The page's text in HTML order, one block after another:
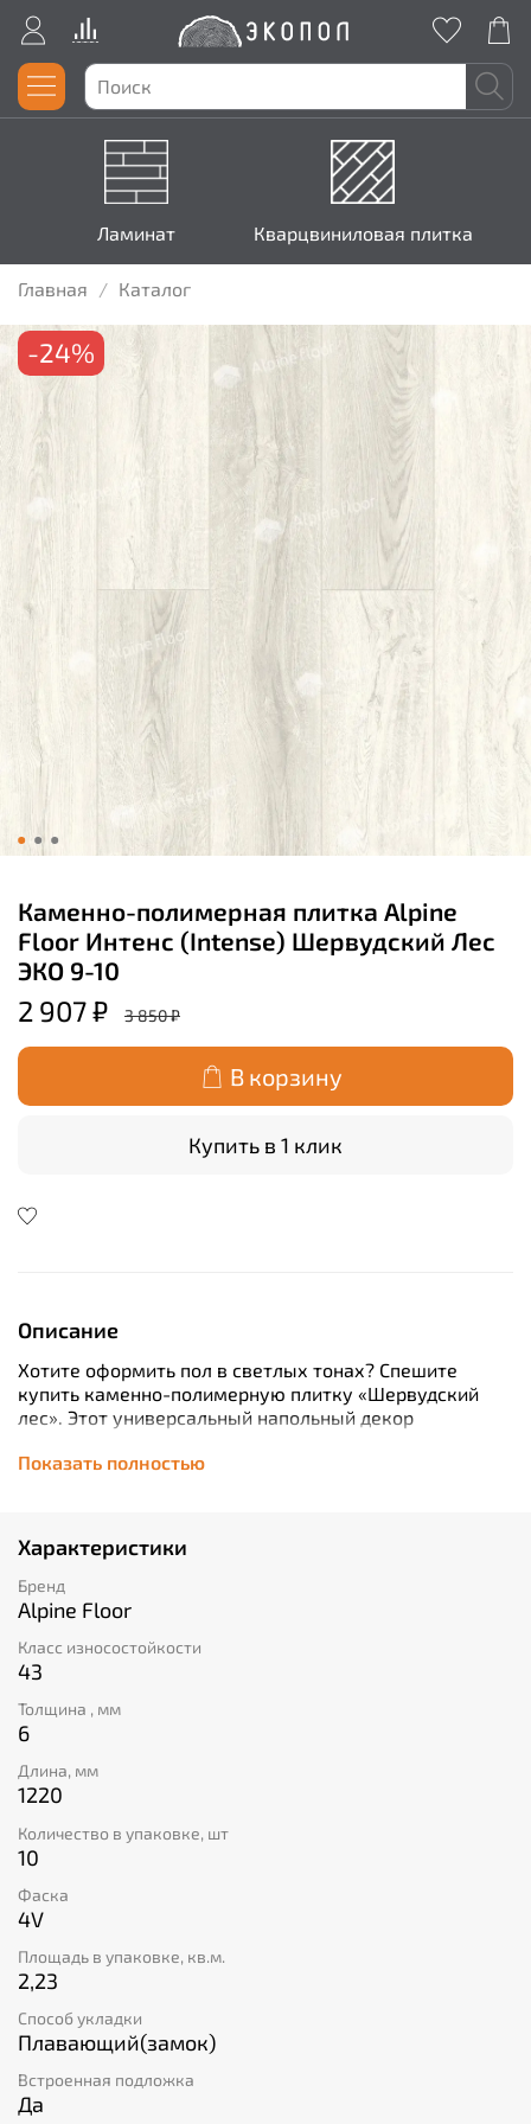
Ламинат Кварцвиниловая плитка
Главная Каталог
-24%
Каменно-полимерная плитка Alpine
Floor Интенс (Intense) Шервудский Лес
ЭКО 9-10
2 907 ₽ 3 850 ₽
В корзину
Купить в 1 клик
Описание
Хотите оформить пол в светлых тонах? Спешите
купить каменно-полимерную плитку «Шервудский
лес». Этот универсальный напольный декор
стилистическими направлениями. Какую бы
особенности помещения, наполнит его светом и
сделает визуально больше.
Как выглядит плитка «Шервудский лес», можно
увидеть на фото. Что же скрывается за
притягательным внешним видом? Невероятные
характеристики. Каменно-полимерный пол обладает
повышенным запасом прочности и может
похвастаться 43 классом износостойкости.
Напольный декор сделан из негорючих материалов,
поэтому отлично подходит для общественных мест.
Он пожароустойчивый, нескользкий и
водонепроницаемый. Такой пол – оптимальный выбор
Еще один плюс плитки «Шервудский лес» – быстрый
монтаж. Представленная модель имеет замковый тип
соединения: укладывается без клея и подложки.
Показать полностью
Характеристики
Бренд
Alpine Floor
Класс износостойкости
43
Толщина , мм
6
Длина, мм
1220
Количество в упаковке, шт
10
Фаска
4V
Площадь в упаковке, кв.м.
2,23
Способ укладки
Плавающий(замок)
Встроенная подложка
Да